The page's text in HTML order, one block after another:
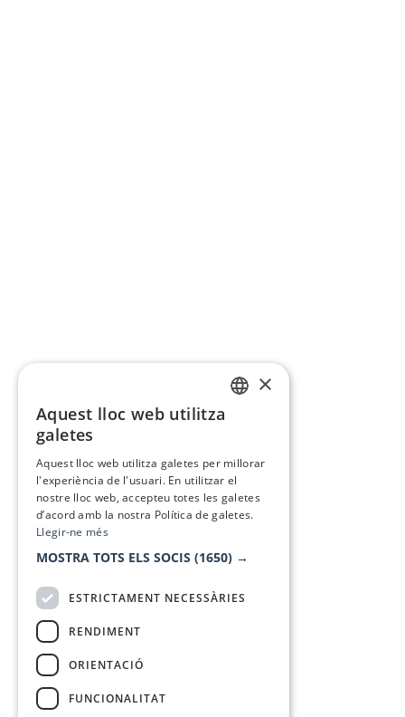
×
Aquest lloc web utilitza
galetes
Aquest lloc web utilitza galetes per millorar
l'experiència de l'usuari. En utilitzar el
nostre lloc web, accepteu totes les galetes
d’acord amb la nostra Política de galetes.
Llegir-ne més
MOSTRA TOTS ELS SOCIS (1650) →
ESTRICTAMENT NECESSÀRIES
RENDIMENT
ORIENTACIÓ
FUNCIONALITAT